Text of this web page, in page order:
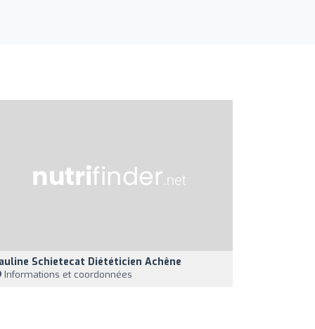
Schietecat Diététicien Achêne
Informations et coordonnées